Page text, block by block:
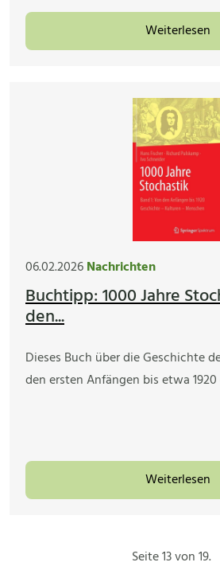
Weiterlesen
06.02.2026Nachrichten
Buchtipp: 1000 Jahre
den...
Dieses Buch über die Geschichte
den ersten Anfängen bis etwa
Weiterlesen
Seite 13 von 19.